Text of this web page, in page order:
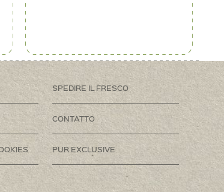
SPEDIRE IL FRESCO
CONTATTO
PUR EXCLUSIVE